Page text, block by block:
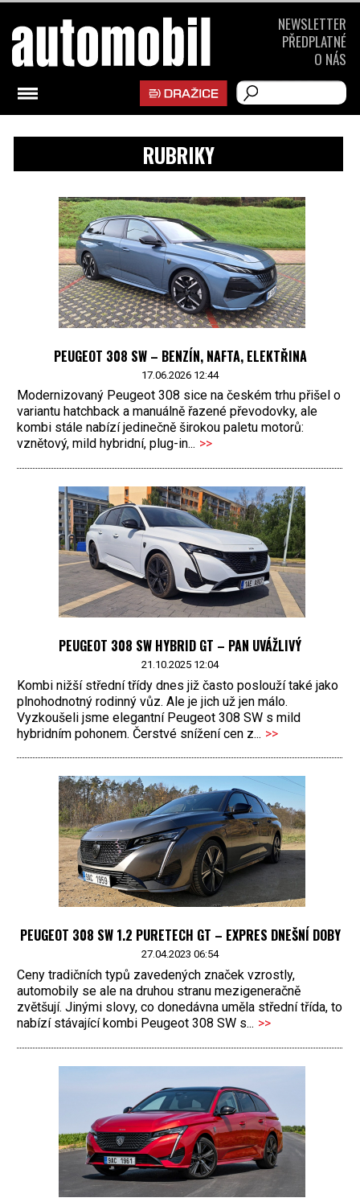
RUBRIKY
PEUGEOT 308 SW – BENZÍN, NAFTA, ELEKTŘINA
17.06.2026 12:44
Modernizovaný Peugeot 308 sice na českém trhu přišel o
variantu hatchback a manuálně řazené převodovky, ale
kombi stále nabízí jedinečně širokou paletu motorů:
vznětový, mild hybridní, plug-in... >>
PEUGEOT 308 SW HYBRID GT – PAN UVÁŽLIVÝ
21.10.2025 12:04
Kombi nižší střední třídy dnes již často poslouží také jako
plnohodnotný rodinný vůz. Ale je jich už jen málo.
Vyzkoušeli jsme elegantní Peugeot 308 SW s mild
hybridním pohonem. Čerstvé snížení cen z... >>
PEUGEOT 308 SW 1.2 PURETECH GT – EXPRES DNEŠNÍ DOBY
27.04.2023 06:54
Ceny tradičních typů zavedených značek vzrostly,
automobily se ale na druhou stranu mezigeneračně
zvětšují. Jinými slovy, co donedávna uměla střední třída, to
nabízí stávající kombi Peugeot 308 SW s... >>
NEWSLETTER
PŘEDPLATNÉ
O NÁS